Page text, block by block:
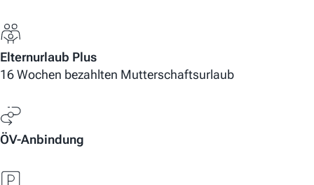
Elternurlaub Plus
16 Wochen bezahlten Mutterschaftsurlaub
ÖV-Anbindung